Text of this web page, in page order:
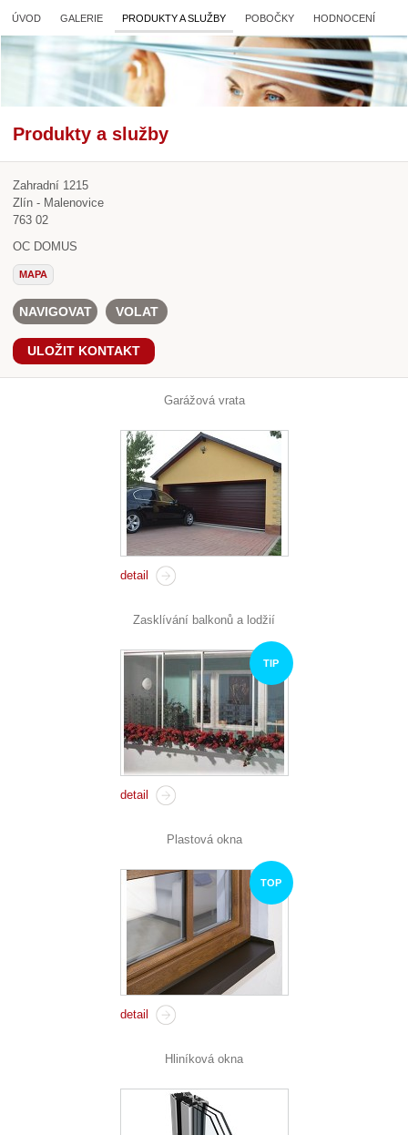
ÚVOD GALERIE PRODUKTY A SLUŽBY POBOČKY HODNOCENÍ
Produkty a služby
Zahradní 1215
Zlín - Malenovice
763 02
OC DOMUS
MAPA
NAVIGOVAT VOLAT
ULOŽIT KONTAKT
Garážová vrata
detail
Zasklívání balkonů a lodžií
TIP
detail
Plastová okna
TOP
detail
Hliníková okna